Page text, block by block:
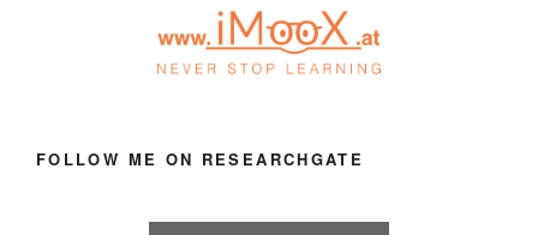
FOLLOW ME ON RESEARCHGATE